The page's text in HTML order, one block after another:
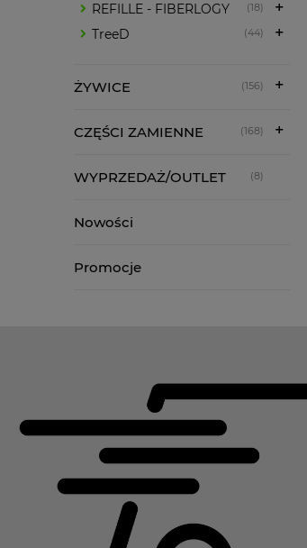
REFILLE - FIBERLOGY (18)
TreeD (44)
ŻYWICE (156)
CZĘŚCI ZAMIENNE (168)
WYPRZEDAŻ/OUTLET (8)
Nowości
Promocje